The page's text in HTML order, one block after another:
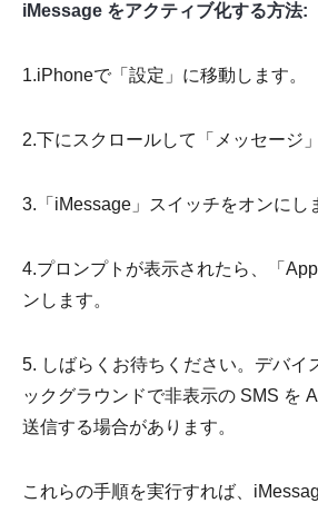
iMessage をアクティブ化する方法:
1.iPhoneで「設定」に移動します。
2.下にスクロールして「メッセージ
3.「iMessage」スイッチをオンにし
4.プロンプトが表示されたら、「
ンします。
5. しばらくお待ちください。デバイ
ックグラウンドで非表示の SMS を
送信する場合があります。
これらの手順を実行すれば、